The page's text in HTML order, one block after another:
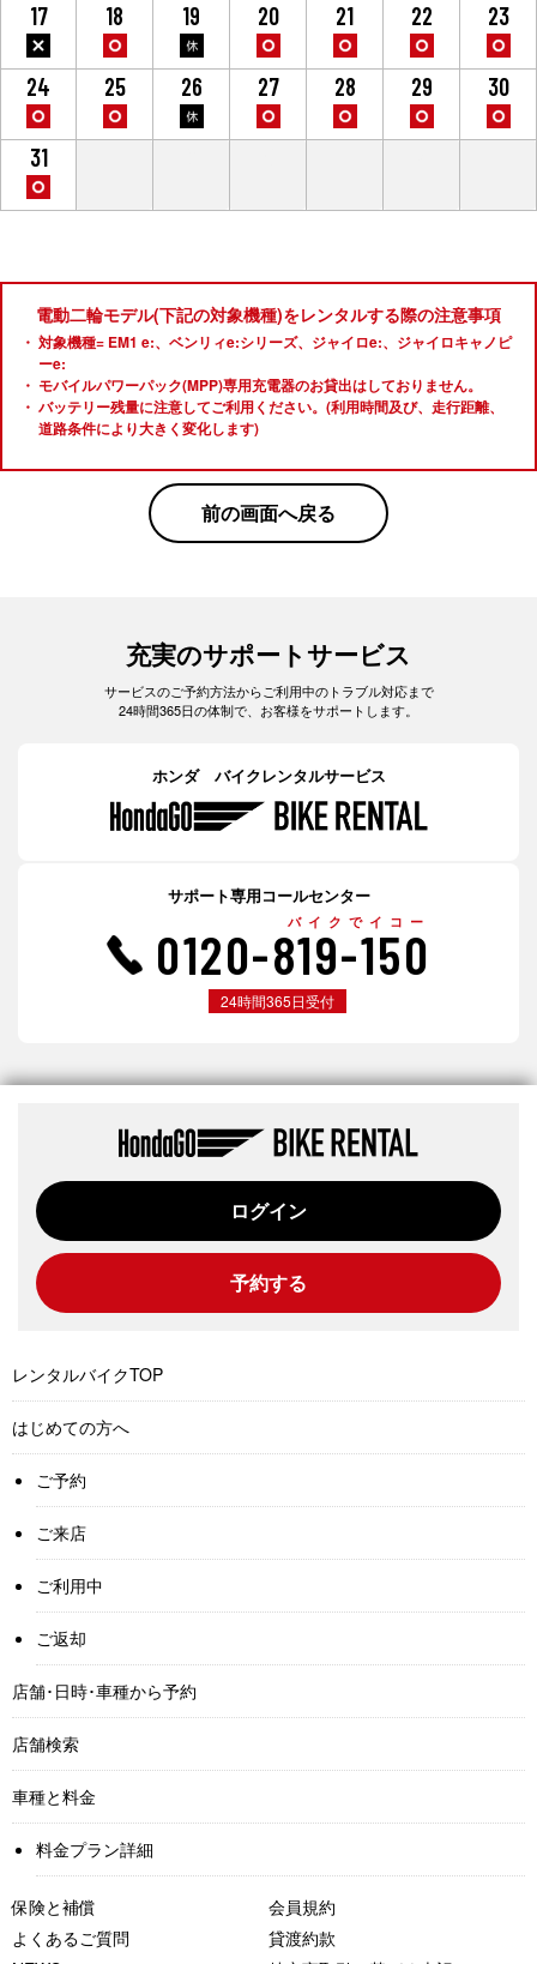
17 18 19 20 21 22 23
24 25 26 27 28 29 30
31
電動二輪モデル(下記の対象機種)をレンタルする際の注意事項
対象機種= EM1 e:、ベンリィe:シリーズ、ジャイロe:、ジャイロキャノピ
ーe:
モバイルパワーパック(MPP)専用充電器のお貸出はしておりません。
バッテリー残量に注意してご利用ください。(利用時間及び、走行距離、
道路条件により大きく変化します)
前の画面へ戻る
充実のサポートサービス
サービスのご予約方法からご利用中のトラブル対応まで
24時間365日の体制で、お客様をサポートします。
ホンダ バイクレンタルサービス
サポート専用コールセンター
バイクでイコー
0120-819-150
24時間365日受付
ログイン
予約する
レンタルバイクTOP
はじめての方へ
ご予約
ご来店
ご利用中
ご返却
店舗･日時･車種から予約
店舗検索
車種と料金
料金プラン詳細
保険と補償
よくあるご質問
会員規約
貸渡約款